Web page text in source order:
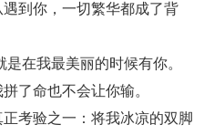
到你，一切繁华都成了背
在我最美丽的时候有你。
命也不会让你输。
考验之一：将我冰凉的双脚